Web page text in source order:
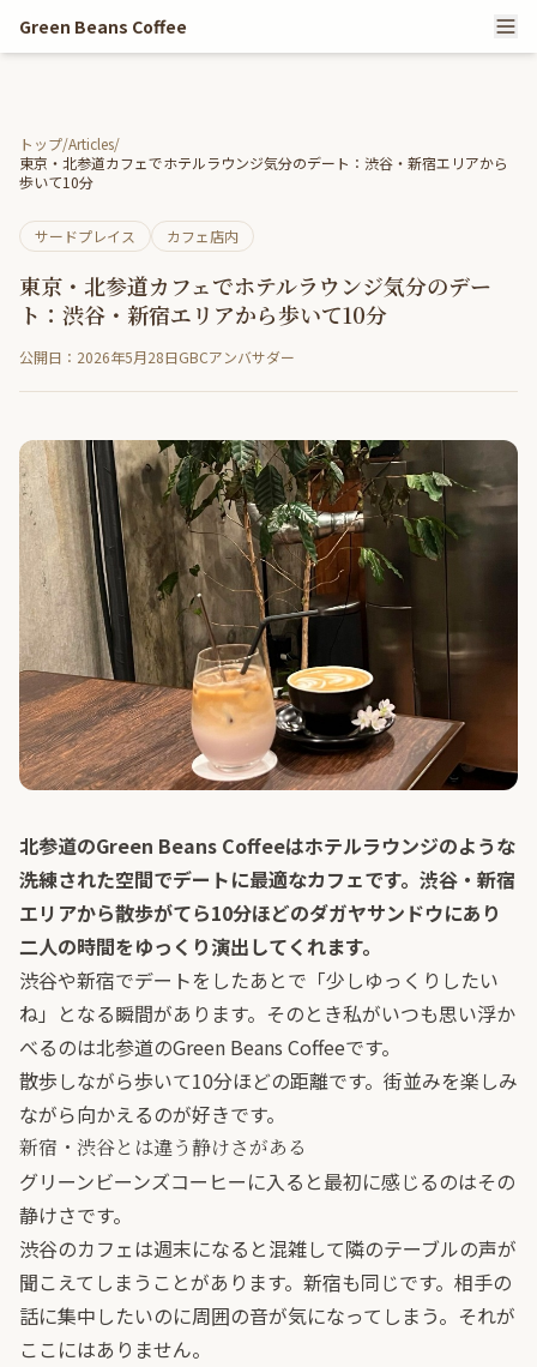
Green Beans Coffee
トップ/Articles/
東京・北参道カフェでホテルラウンジ気分のデート：渋谷・新宿エリアから
歩いて10分
サードプレイス カフェ店内
東京・北参道カフェでホテルラウンジ気分のデー
ト：渋谷・新宿エリアから歩いて10分
公開日：2026年5月28日GBCアンバサダー
北参道のGreen Beans Coffeeはホテルラウンジのような
洗練された空間でデートに最適なカフェです。渋谷・新宿
エリアから散歩がてら10分ほどのダガヤサンドウにあり
二人の時間をゆっくり演出してくれます。
渋谷や新宿でデートをしたあとで「少しゆっくりしたい
ね」となる瞬間があります。そのとき私がいつも思い浮か
べるのは北参道のGreen Beans Coffeeです。
散歩しながら歩いて10分ほどの距離です。街並みを楽しみ
ながら向かえるのが好きです。
新宿・渋谷とは違う静けさがある
グリーンビーンズコーヒーに入ると最初に感じるのはその
静けさです。
渋谷のカフェは週末になると混雑して隣のテーブルの声が
聞こえてしまうことがあります。新宿も同じです。相手の
話に集中したいのに周囲の音が気になってしまう。それが
ここにはありません。